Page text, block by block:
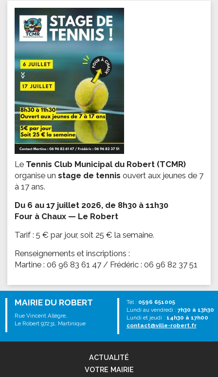
Le Tennis Club Municipal du Robert (TCMR)
organise un stage de tennis ouvert aux jeunes de 7
à 17 ans.
Du 6 au 17 juillet 2026, de 8h30 à 11h30
Four à Chaux — Le Robert
Tarif : 5 € par jour, soit 25 € la semaine.
Renseignements et inscriptions :
Martine : 06 96 83 61 47 / Frédéric : 06 96 82 37 51
MAIRIE DU ROBERT
Rue Vincent Allègre,
Le Robert 97231, Martinique
Tél : 0596 651005
Lundi au vendredi : 7h30 à 13h30
Lundi et jeudi : 14h30 à 17h00
contact@ville-robert.fr
ACTUALITÉ
VOTRE MAIRIE